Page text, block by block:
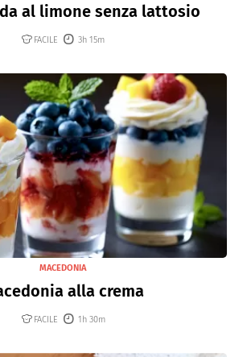
al limone senza lattosio
FACILE 3h 15m
MACEDONIA
alla crema
FACILE 1h 30m